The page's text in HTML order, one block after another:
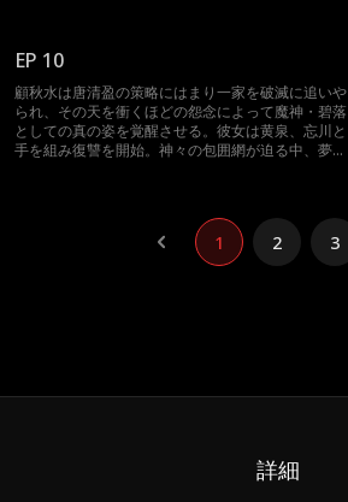
EP 10
顧秋水は唐清盈の策略にはまり一家を破滅に追いや
られ、その天を衝くほどの怨念によって魔神・碧落
としての真の姿を覚醒させる。彼女は黄泉、忘川と
手を組み復讐を開始。神々の包囲網が迫る中、夢境
1 2 3
詳細